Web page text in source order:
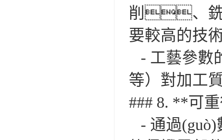
削、
要較高的技
- 工藝參數
等）對加工
### 8. **可
- 通過